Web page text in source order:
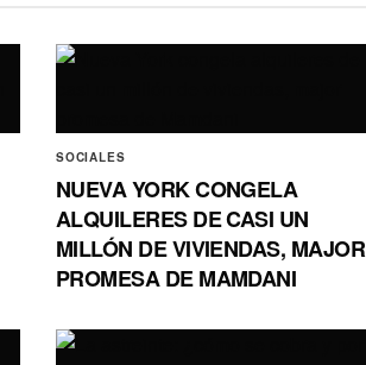
SOCIALES
NUEVA YORK CONGELA
ALQUILERES DE CASI UN
MILLÓN DE VIVIENDAS, MAJOR
PROMESA DE MAMDANI